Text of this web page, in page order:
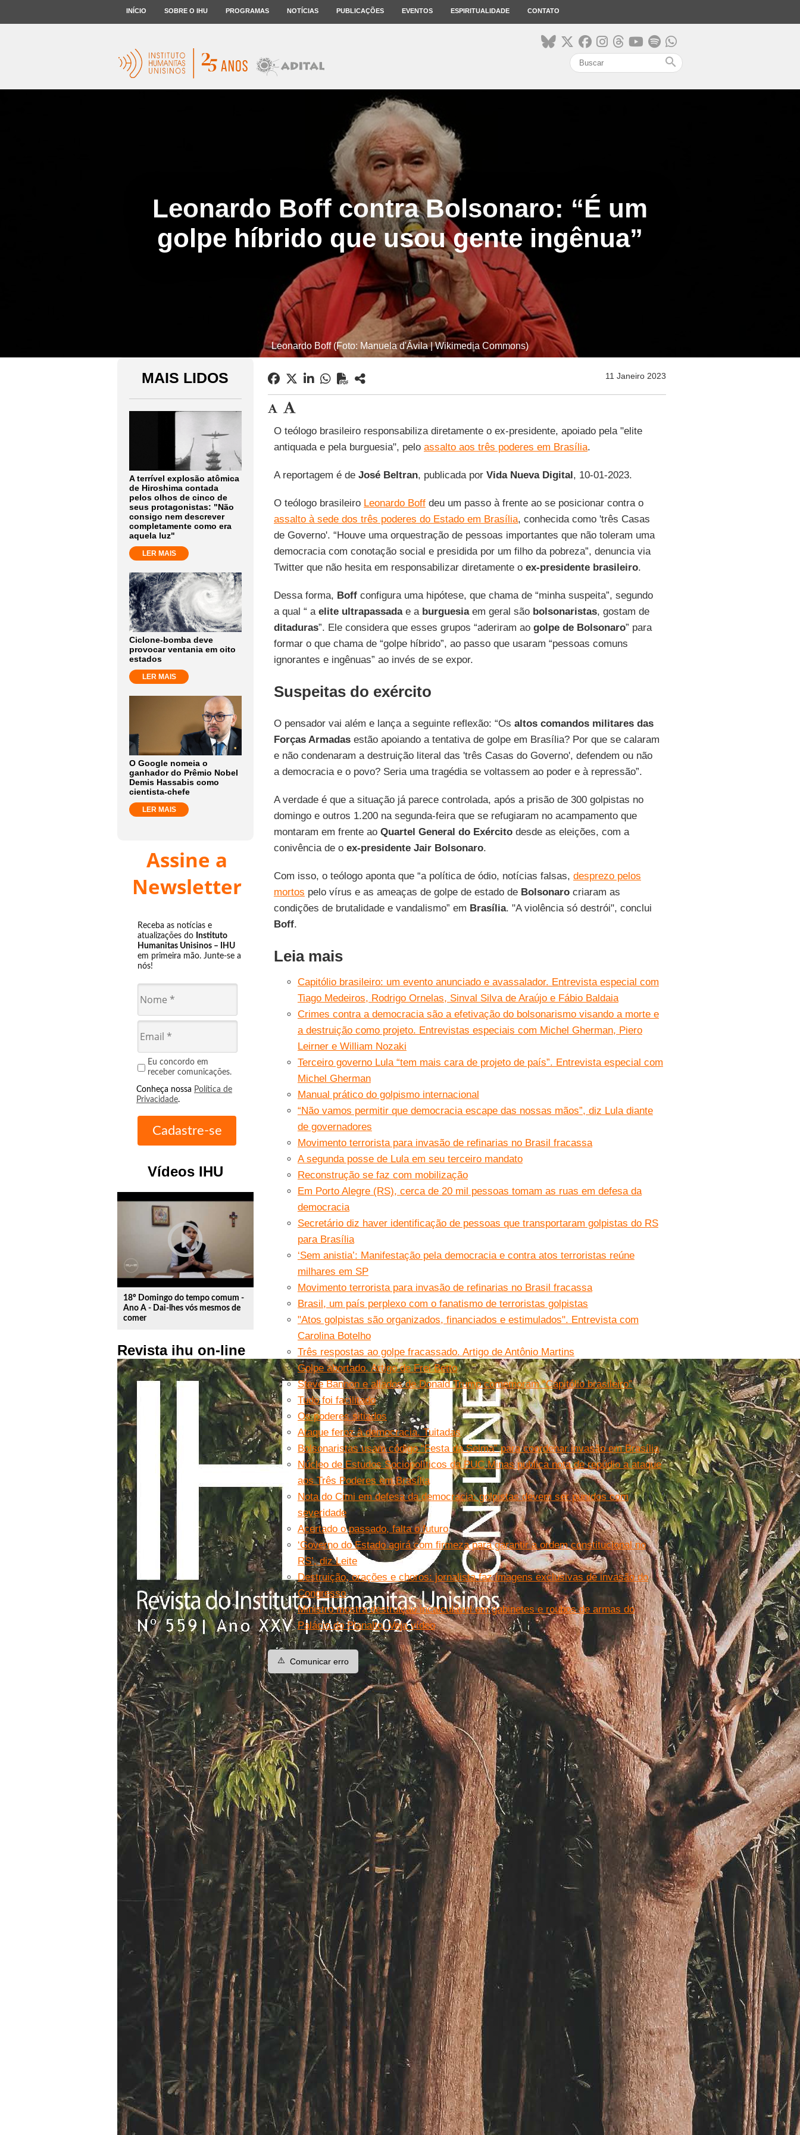
INÍCIO SOBRE O IHU PROGRAMAS NOTÍCIAS PUBLICAÇÕES EVENTOS ESPIRITUALIDADE CONTATO
search
Leonardo Boff contra Bolsonaro: “É um
golpe híbrido que usou gente ingênua”
Leonardo Boff (Foto: Manuela d'Ávila | Wikimedia Commons)
MAIS LIDOS
A terrível explosão atômica
de Hiroshima contada
pelos olhos de cinco de
seus protagonistas: "Não
consigo nem descrever
completamente como era
aquela luz"
LER MAIS
Ciclone-bomba deve
provocar ventania em oito
estados
LER MAIS
O Google nomeia o
ganhador do Prêmio Nobel
Demis Hassabis como
cientista-chefe
LER MAIS
Assine a
Newsletter
Receba as notícias e
atualizações do Instituto
Humanitas Unisinos – IHU
em primeira mão. Junte-se a
nós!
Eu concordo em
receber comunicações.
Conheça nossa Política de
Privacidade.
Vídeos IHU
play_circle_outline
18º Domingo do tempo comum -
Ano A - Dai-lhes vós mesmos de
comer
Revista ihu on-line
11 Janeiro 2023
O teólogo brasileiro responsabiliza diretamente o ex-presidente, apoiado pela "elite
antiquada e pela burguesia", pelo assalto aos três poderes em Brasília.
A reportagem é de José Beltran, publicada por Vida Nueva Digital, 10-01-2023.
O teólogo brasileiro Leonardo Boffdeu um passo à frente ao se posicionar contra o
assalto à sede dos três poderes do Estado em Brasília, conhecida como 'três Casas
de Governo'. “Houve uma orquestração de pessoas importantes que não toleram uma
democracia com conotação social e presidida por um filho da pobreza”, denuncia via
Twitter que não hesita em responsabilizar diretamente o ex-presidente brasileiro.
Dessa forma, Boffconfigura uma hipótese, que chama de “minha suspeita”, segundo
a qual “ a elite ultrapassadae a burguesiaem geral são bolsonaristas, gostam de
ditaduras”. Ele considera que esses grupos “aderiram ao golpe de Bolsonaro” para
formar o que chama de “golpe híbrido”, ao passo que usaram “pessoas comuns
ignorantes e ingênuas” ao invés de se expor.
Suspeitas do exército
O pensador vai além e lança a seguinte reflexão: “Os altos comandos militares das
Forças Armadasestão apoiando a tentativa de golpe em Brasília? Por que se calaram
e não condenaram a destruição literal das 'três Casas do Governo', defendem ou não
a democracia e o povo? Seria uma tragédia se voltassem ao poder e à repressão”.
A verdade é que a situação já parece controlada, após a prisão de 300 golpistas no
domingo e outros 1.200 na segunda-feira que se refugiaram no acampamento que
montaram em frente ao Quartel General do Exércitodesde as eleições, com a
conivência de o ex-presidente Jair Bolsonaro.
Com isso, o teólogo aponta que “a política de ódio, notícias falsas, desprezo pelos
mortos pelo vírus e as ameaças de golpe de estado de Bolsonarocriaram as
condições de brutalidade e vandalismo” em Brasília. "A violência só destrói", conclui
Boff.
Leia mais
Capitólio brasileiro: um evento anunciado e avassalador. Entrevista especial com
Tiago Medeiros, Rodrigo Ornelas, Sinval Silva de Araújo e Fábio Baldaia
Crimes contra a democracia são a efetivação do bolsonarismo visando a morte e
a destruição como projeto. Entrevistas especiais com Michel Gherman, Piero
Leirner e William Nozaki
Terceiro governo Lula “tem mais cara de projeto de país”. Entrevista especial com
Michel Gherman
Manual prático do golpismo internacional
“Não vamos permitir que democracia escape das nossas mãos”, diz Lula diante
de governadores
Movimento terrorista para invasão de refinarias no Brasil fracassa
A segunda posse de Lula em seu terceiro mandato
Reconstrução se faz com mobilização
Em Porto Alegre (RS), cerca de 20 mil pessoas tomam as ruas em defesa da
democracia
Secretário diz haver identificação de pessoas que transportaram golpistas do RS
para Brasília
‘Sem anistia’: Manifestação pela democracia e contra atos terroristas reúne
milhares em SP
Movimento terrorista para invasão de refinarias no Brasil fracassa
Brasil, um país perplexo com o fanatismo de terroristas golpistas
"Atos golpistas são organizados, financiados e estimulados". Entrevista com
Carolina Botelho
Três respostas ao golpe fracassado. Artigo de Antônio Martins
Golpe abortado. Artigo de Frei Betto
Steve Bannon e aliados de Donald Trump comemoram “Capitólio brasileiro”
Tudo foi facilitado
Os poderes sitiados
Ataque feroz à democracia. Tuitadas
Bolsonaristas usam código “Festa da Selma” para coordenar invasão em Brasília
Núcleo de Estudos Sociopolíticos da PUC Minas publica nota de repúdio a ataque
aos Três Poderes em Brasília
Nota do Cimi em defesa da democracia: golpistas devem ser punidos com
severidade
Acertado o passado, falta o futuro
‘Governo do Estado agirá com firmeza para garantir a ordem constitucional no
RS’, diz Leite
Destruição, orações e choros: jornalista faz imagens exclusivas de invasão do
Congresso
Ministro mostra destruição incalculável em gabinetes e roubos de armas do
Palácio do Planalto. Veja vídeo
⚠️ Comunicar erro